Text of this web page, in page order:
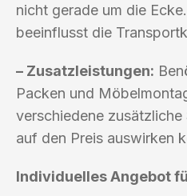
nicht gerade um die
beeinflusst die
– Zusatzleistungen:
Packen und
verschiedene zusätzliche
auf den Preis auswirken
Individuelles Angebot